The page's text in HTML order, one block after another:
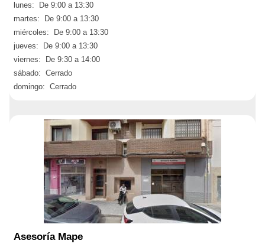
lunes: De 9:00 a 13:30
martes: De 9:00 a 13:30
miércoles: De 9:00 a 13:30
jueves: De 9:00 a 13:30
viernes: De 9:30 a 14:00
sábado: Cerrado
domingo: Cerrado
Asesoría Mape